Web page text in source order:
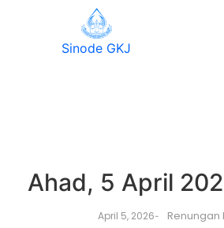
Sinode GKJ
Ahad, 5 April
April 5, 2026- Renungan